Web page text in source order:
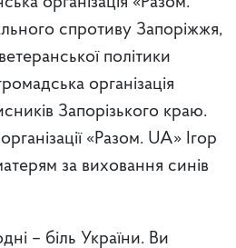
спротиву Запоріжжя,
політики
організація
Запорізького краю.
«Разом. UA» Ігор
за виховання синів
– біль України. Ви